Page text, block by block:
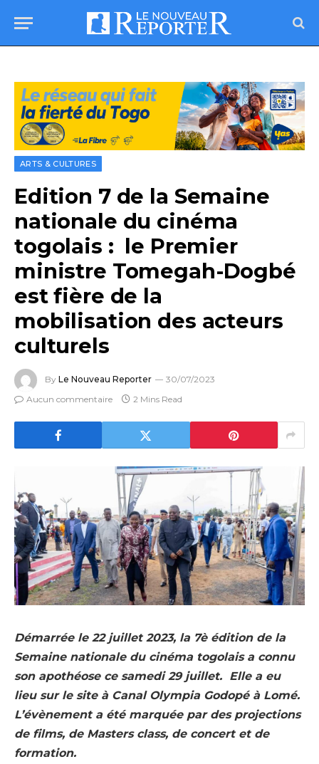
ARTS & CULTURES
Edition 7 de la Semaine
nationale du cinéma
togolais : le Premier
ministre Tomegah-Dogbé
est fière de la
mobilisation des acteurs
culturels
By Le Nouveau Reporter
30/07/2023
Aucun commentaire
2 Mins Read
Démarrée le 22 juillet 2023, la 7è édition de la
Semaine nationale du cinéma togolais a connu
son apothéose ce samedi 29 juillet. Elle a eu
lieu sur le site à Canal Olympia Godopé à Lomé.
L’évènement a été marquée par des projections
de films, de Masters class, de concert et de
formation.